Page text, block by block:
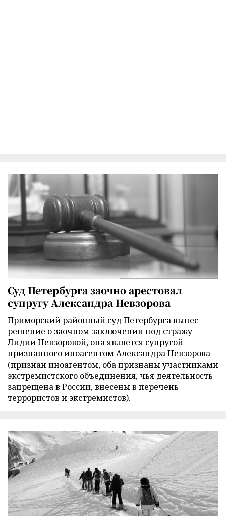
Суд Петербурга заочно арестовал
супругу Александра Невзорова
Приморский районный суд Петербурга вынес
решение о заочном заключении под стражу
Лидии Невзоровой, она является супругой
признанного иноагентом Александра Невзорова
(признан иноагентом, оба признаны участниками
экстремистского объединения, чья деятельность
запрещена в России, внесены в перечень
террористов и экстремистов).